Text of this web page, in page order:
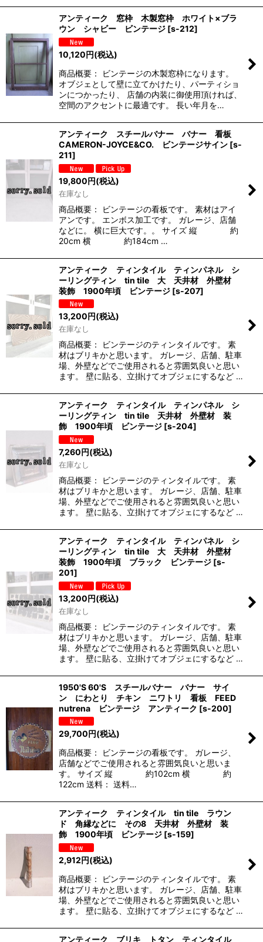
アンティーク 窓枠 木製窓枠 ホワイト×ブラ
ウン シャビー ビンテージ [s-212]
10,120円(税込)
商品概要： ビンテージの木製窓枠になります。
オブジェとして壁に立てかけたり、パーティショ
ンにつかったり、 店舗の内装に御使用頂ければ、
空間のアクセントに最適です。 長い年月を…
アンティーク スチールバナー バナー 看板
CAMERON-JOYCE&CO. ビンテージサイン [s-
211]
19,800円(税込)
在庫なし
商品概要： ビンテージの看板です。 素材はアイ
アンです。 エンボス加工です。 ガレージ、店舗
などに。 横に巨大です。。 サイズ 縦 約
20cm 横 約184cm …
アンティーク ティンタイル ティンパネル シ
ーリングティン tin tile 大 天井材 外壁材
装飾 1900年頃 ビンテージ [s-207]
13,200円(税込)
在庫なし
商品概要： ビンテージのティンタイルです。 素
材はブリキかと思います。 ガレージ、店舗、駐車
場、外壁などでご使用されると雰囲気良いと思い
ます。 壁に貼る、立掛けてオブジェにするなど …
アンティーク ティンタイル ティンパネル シ
ーリングティン tin tile 天井材 外壁材 装
飾 1900年頃 ビンテージ [s-204]
7,260円(税込)
在庫なし
商品概要： ビンテージのティンタイルです。 素
材はブリキかと思います。 ガレージ、店舗、駐車
場、外壁などでご使用されると雰囲気良いと思い
ます。 壁に貼る、立掛けてオブジェにするなど …
アンティーク ティンタイル ティンパネル シ
ーリングティン tin tile 大 天井材 外壁材
装飾 1900年頃 ブラック ビンテージ [s-
201]
13,200円(税込)
在庫なし
商品概要： ビンテージのティンタイルです。 素
材はブリキかと思います。 ガレージ、店舗、駐車
場、外壁などでご使用されると雰囲気良いと思い
ます。 壁に貼る、立掛けてオブジェにするなど …
1950'S 60'S スチールバナー バナー サイ
ン にわとり チキン ニワトリ 看板 FEED
nutrena ビンテージ アンティーク [s-200]
29,700円(税込)
商品概要： ビンテージの看板です。 ガレージ、
店舗などでご使用されると雰囲気良いと思いま
す。 サイズ 縦 約102cm 横 約
122cm 送料： 送料…
アンティーク ティンタイル tin tile ラウン
ド 角縁などに その8 天井材 外壁材 装
飾 1900年頃 ビンテージ [s-159]
2,912円(税込)
商品概要： ビンテージのティンタイルです。 素
材はブリキかと思います。 ガレージ、店舗、駐車
場、外壁などでご使用されると雰囲気良いと思い
ます。 壁に貼る、立掛けてオブジェにするなど …
アンティーク ブリキ トタン ティンタイル